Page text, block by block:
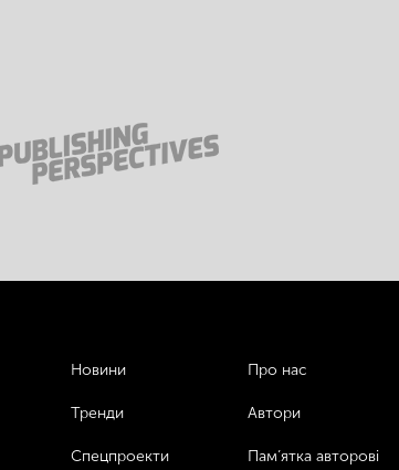
Новини
Тренди
Спецпроекти
Про нас
Автори
Пам’ятка авторові